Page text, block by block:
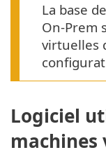
La base
On-Prem
virtuelles
Logiciel